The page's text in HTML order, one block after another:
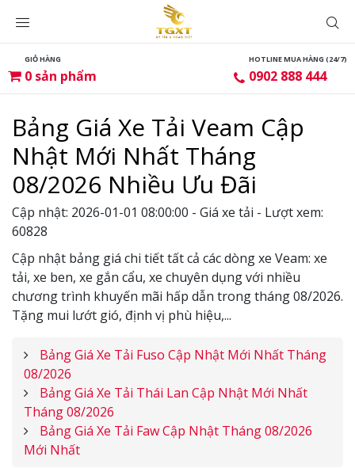
GIỎ HÀNG
0 sản phẩm
HOTLINE MUA HÀNG (24/7)
0902 888 444
Bảng Giá Xe Tải Veam Cập
Nhật Mới Nhất Tháng
08/2026 Nhiều Ưu Đãi
Cập nhật: 2026-01-01 08:00:00 - Giá xe tải - Lượt xem:
60828
Cập nhật bảng giá chi tiết tất cả các dòng xe Veam: xe
tải, xe ben, xe gắn cẩu, xe chuyên dụng với nhiều
chương trình khuyến mãi hấp dẫn trong tháng 08/2026.
Tặng mui lướt gió, định vị phù hiệu,...
Bảng Giá Xe Tải Fuso Cập Nhật Mới Nhất Tháng
08/2026
Bảng Giá Xe Tải Thái Lan Cập Nhật Mới Nhất
Tháng 08/2026
Bảng Giá Xe Tải Faw Cập Nhật Tháng 08/2026
Mới Nhất